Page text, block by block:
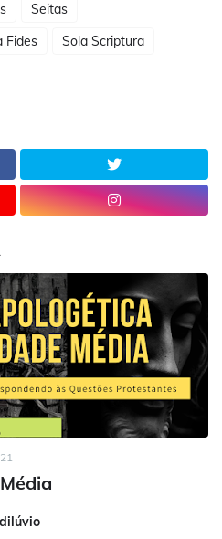
Seitas
Fides
Sola Scriptura